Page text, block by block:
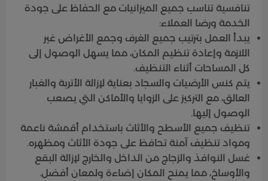
تنافسية تناسب جميع الميزانيات مع الحفاظ على جودة
الخدمة ورضا العملاء:
يبدأ العمل بترتيب جميع الغرف وجمع الأغراض غير
اللازمة وإعادة تنظيم المكان، مما يسهل الوصول إلى
كل المساحات أثناء التنظيف.
يتم كنس الأرضيات والسجاد بعناية لإزالة الأتربة والغبار
العالق، مع التركيز على الزوايا والأماكن التي يصعب
الوصول إليها.
تنظيف جميع الأسطح والأثاث باستخدام أقمشة ناعمة
ومواد تنظيف آمنة تحافظ على جودة الأثاث ومظهره.
غسل النوافذ والزجاج من الداخل والخارج لإزالة البقع
والأوساخ، مما يمنح المكان إضاءة ولمعان أفضل.